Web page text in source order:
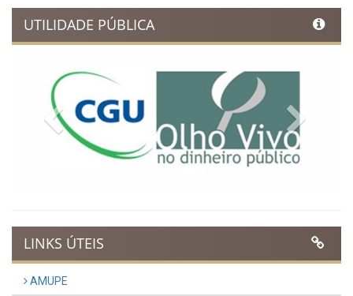
UTILIDADE PÚBLICA
Previous
LINKS ÚTEIS
AMUPE